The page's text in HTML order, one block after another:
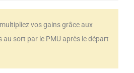
vos gains grâce aux
sort par le PMU après le départ